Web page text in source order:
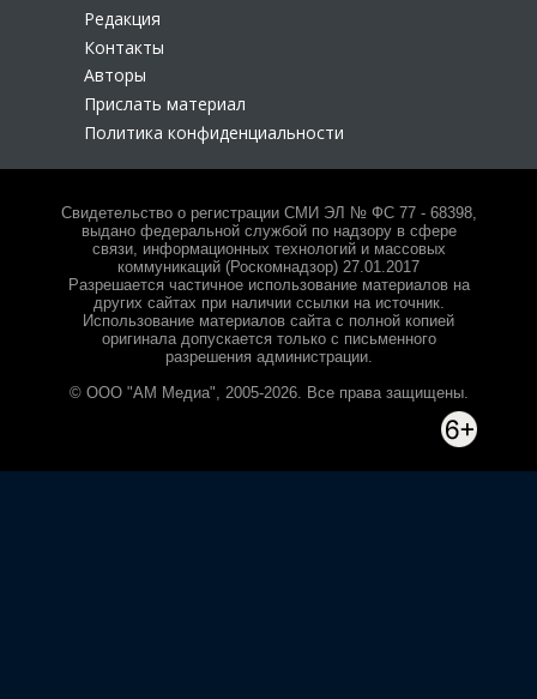
Редакция
Контакты
Авторы
Прислать материал
Политика конфиденциальности
Свидетельство о регистрации СМИ ЭЛ № ФС 77 - 68398,
выдано федеральной службой по надзору в сфере
связи, информационных технологий и массовых
коммуникаций (Роскомнадзор) 27.01.2017
Разрешается частичное использование материалов на
других сайтах при наличии ссылки на источник.
Использование материалов сайта с полной копией
оригинала допускается только с письменного
разрешения администрации.
© ООО "АМ Медиа", 2005-2026. Все права защищены.